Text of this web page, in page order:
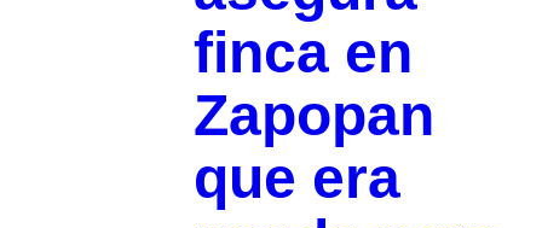
finca en
Zapopan
que era